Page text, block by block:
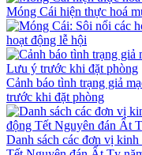
Móng Cái hiện thực hoá
hoạt động lễ hội
Cảnh báo tình trạng giả
trước khi đặt phòng
Danh sách các đơn vị